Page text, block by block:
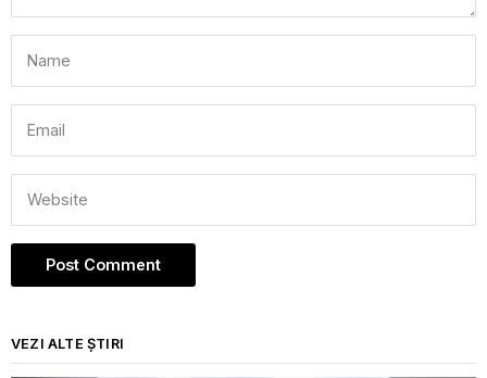
VEZI ALTE ȘTIRI